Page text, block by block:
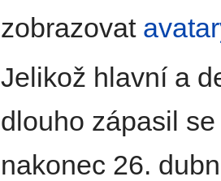
zobrazovat
Jelikož hlavní a
dlouho zápasil
nakonec 26.